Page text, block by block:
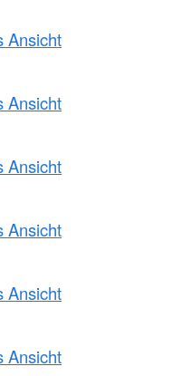
Ansicht
Ansicht
Ansicht
Ansicht
Ansicht
Ansicht